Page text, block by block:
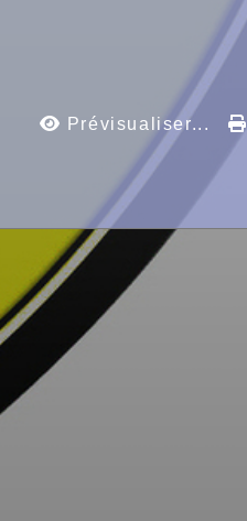
Prévisualiser...